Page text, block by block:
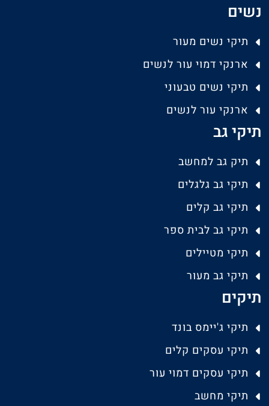
נשים
תיקי נשים מעור
ארנקי דמוי עור לנשים
תיקי נשים טבעוני
ארנקי עור לנשים
תיקי גב
תיק גב למחשב
תיקי גב גלגלים
תיקי גב קלים
תיקי גב לבית ספר
תיקי מטיילים
תיקי גב מעור
תיקים
תיקי ג'יימס בונד
תיקי עסקים קלים
תיקי עסקים דמוי עור
תיקי מחשב